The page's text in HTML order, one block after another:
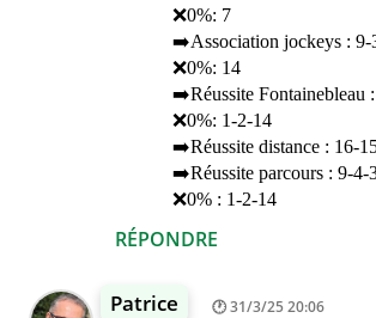
RÉPONDRE
❌0%: 7
➡️Association jockeys : 9-
❌0%: 14
➡️Réussite Fontainebleau
❌0%: 1-2-14
➡️Réussite distance : 16-
➡️Réussite parcours : 9-4-
❌0% : 1-2-14
Patrice 31/3/25 20:06